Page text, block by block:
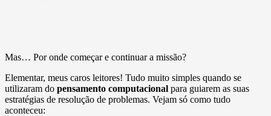
Mas… Por onde começar e continuar a missão?
Elementar, meus caros leitores! Tudo muito simples quando se
utilizaram do pensamento computacional para guiarem as suas
estratégias de resolução de problemas. Vejam só como tudo
aconteceu: